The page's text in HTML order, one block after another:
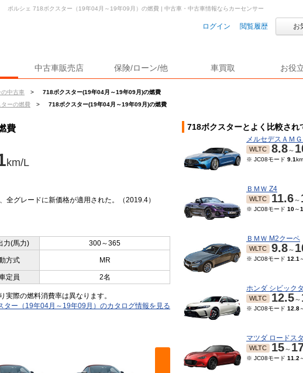
ログイン 閲覧履歴 お
中古車販売店 保険/ローン/他 車買取 お役
中古車 >
718ボクスター(19年04月～19年09月)の燃費
ーの燃費 > 718ボクスター(19年04月～19年09月)の燃費
ポルシェ 718ボクスター（19年04月～19年09月）の燃費 | 中古車・中古車情報ならカーセンサー
費
km/L
全グレードに新価格が適用された。（2019.4）
力(馬力)
300～365
方式 MR
定員 2名
際の燃料消費率は異なります。
ター（19年04月～19年09月）のカタログ情報を見る
718ボクスターとよく比較され
メルセデスＡＭ
WLTC 8.8～
※ JC08モード 9.1
ＢＭＷ Z4
WLTC 11.6～
※ JC08モード 10～
ＢＭＷ M2クーペ
WLTC 9.8～
※ JC08モード 12.1
ホンダ シビック
WLTC 12.5～
※ JC08モード 12.8
マツダ ロードス
WLTC 15～
※ JC08モード 11.2